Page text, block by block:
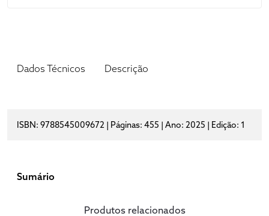
Dados Técnicos Descrição
ISBN: 9788545009672 | Páginas: 455 | Ano: 2025 | Edição: 1
Sumário
Produtos relacionados